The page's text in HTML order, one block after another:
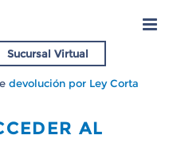
Sucursal Virtual
devolución por Ley Corta
AL